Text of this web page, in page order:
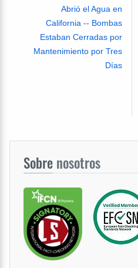
Abrió el Agua en
California -- Bombas
Estaban Cerradas por
Mantenimiento por Tres
Días
Sobre nosotros